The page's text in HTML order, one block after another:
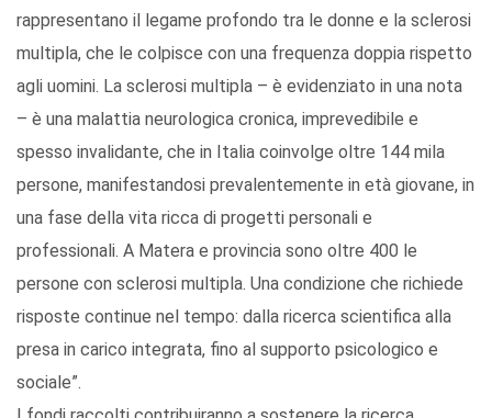
rappresentano il legame profondo tra le donne e la sclerosi
multipla, che le colpisce con una frequenza doppia rispetto
agli uomini. La sclerosi multipla – è evidenziato in una nota
– è una malattia neurologica cronica, imprevedibile e
spesso invalidante, che in Italia coinvolge oltre 144 mila
persone, manifestandosi prevalentemente in età giovane, in
una fase della vita ricca di progetti personali e
professionali. A Matera e provincia sono oltre 400 le
persone con sclerosi multipla. Una condizione che richiede
risposte continue nel tempo: dalla ricerca scientifica alla
presa in carico integrata, fino al supporto psicologico e
sociale”.